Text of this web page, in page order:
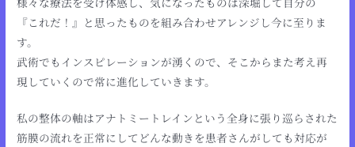
『これだ！』と思ったものを組み合わせアレンジし今に至りま
す。
武術でもインスピレーションが湧くので、そこからまた考え再
現していくので常に進化していきます。
私の整体の軸はアナトミートレインという全身に張り巡らされた
筋膜の流れを正常にしてどんな動きを患者さんがしても対応が